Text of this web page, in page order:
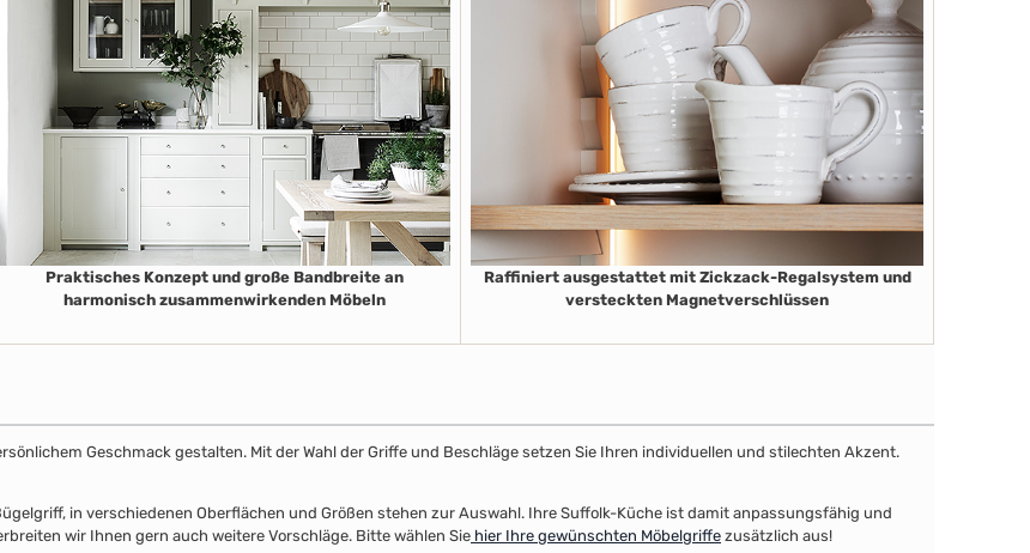
Praktisches Konzept und große Bandbreite an
harmonisch zusammenwirkenden Möbeln
Raffiniert ausgestattet mit Zickzack-Regalsystem und
versteckten Magnetverschlüssen
Geschmack gestalten. Mit der Wahl der Griffe und Beschläge setzen Sie Ihren individuellen und stilechten Akzent.
in verschiedenen Oberflächen und Größen stehen zur Auswahl. Ihre Suffolk-Küche ist damit anpassungsfähig und
wir Ihnen gern auch weitere Vorschläge. Bitte wählen Sie hier Ihre gewünschten Möbelgriffe zusätzlich aus!